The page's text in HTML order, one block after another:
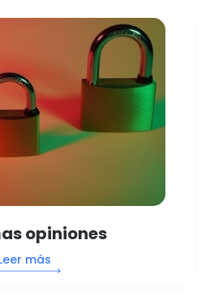
opiniones
más